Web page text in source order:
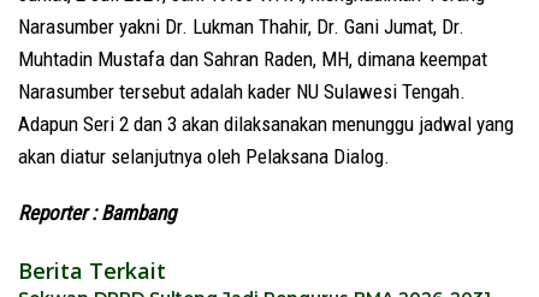
Narasumber yakni Dr. Lukman Thahir, Dr. Gani Jumat, Dr.
Muhtadin Mustafa dan Sahran Raden, MH, dimana keempat
Narasumber tersebut adalah kader NU Sulawesi Tengah.
Adapun Seri 2 dan 3 akan dilaksanakan menunggu jadwal yang
akan diatur selanjutnya oleh Pelaksana Dialog.
Reporter : Bambang
Berita Terkait